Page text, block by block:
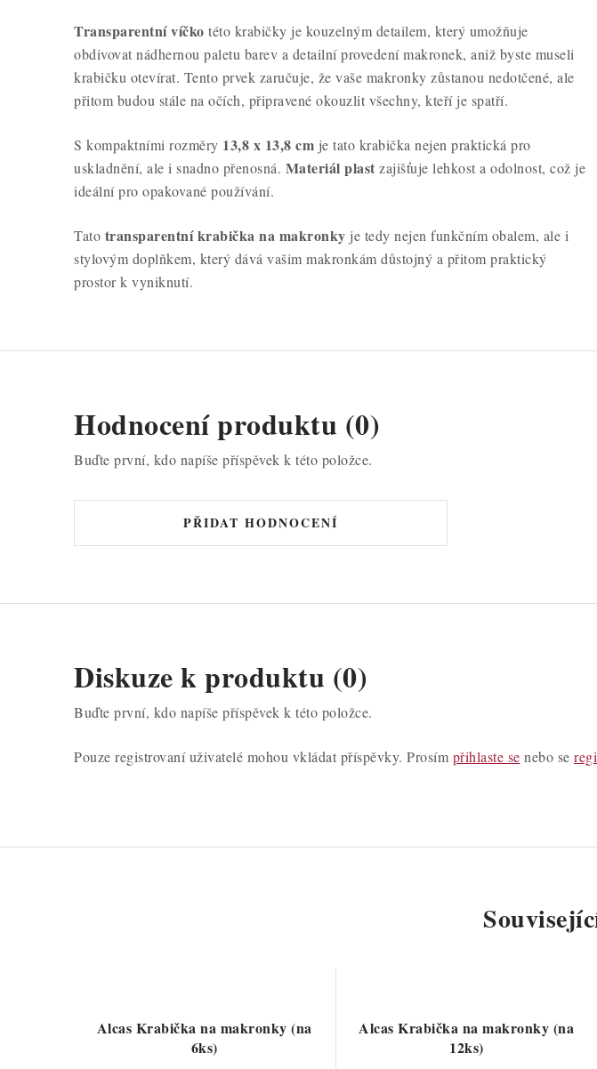
Transparentní víčko této krabičky je kouzelným detailem, který umožňuje
obdivovat nádhernou paletu barev a detailní provedení makronek, aniž byste museli
krabičku otevírat. Tento prvek zaručuje, že vaše makronky zůstanou nedotčené, ale
přitom budou stále na očích, připravené okouzlit všechny, kteří je spatří.
S kompaktními rozměry 13,8 x 13,8 cm je tato krabička nejen praktická pro
uskladnění, ale i snadno přenosná. Materiál plast zajišťuje lehkost a odolnost, což je
ideální pro opakované používání.
Tato transparentní krabička na makronky je tedy nejen funkčním obalem, ale i
stylovým doplňkem, který dává vašim makronkám důstojný a přitom praktický
prostor k vyniknutí.
Hodnocení produktu (0)
Buďte první, kdo napíše příspěvek k této položce.
PŘIDAT HODNOCENÍ
Diskuze k produktu (0)
Buďte první, kdo napíše příspěvek k této položce.
Pouze registrovaní uživatelé mohou vkládat příspěvky. Prosím přihlaste se nebo se
Alcas Krabička na makronky (na
6ks)
Alcas Krabička na makronky (na
12ks)